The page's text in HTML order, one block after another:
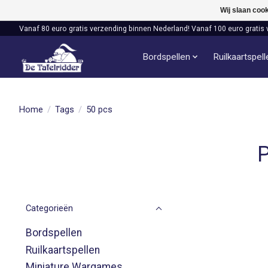
Vanaf 80 euro gratis verzending binnen Nederland! Vanaf 100 euro gratis
Bordspellen
Home / Tags / 50 pcs
Categorieën
Bordspellen
Ruilkaartspellen
Wij slaan